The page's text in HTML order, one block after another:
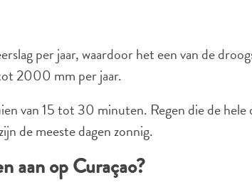
per jaar, waardoor het een van de
2000 mm per jaar.
van 15 tot 30 minuten. Regen die de hele
de meeste dagen zonnig.
aan op Curaçao?